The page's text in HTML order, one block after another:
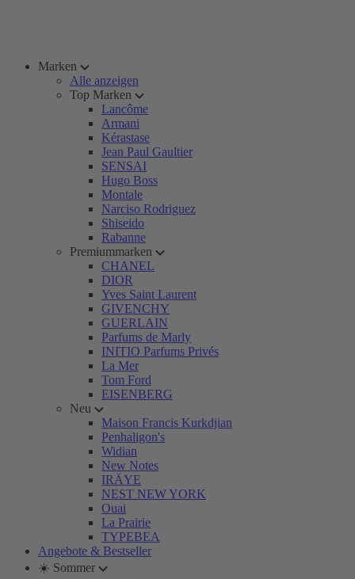
Marken
Alle anzeigen
Top Marken
Lancôme
Armani
Kérastase
Jean Paul Gaultier
SENSAI
Hugo Boss
Montale
Narciso Rodriguez
Shiseido
Rabanne
Premiummarken
CHANEL
DIOR
Yves Saint Laurent
GIVENCHY
GUERLAIN
Parfums de Marly
INITIO Parfums Privés
La Mer
Tom Ford
EISENBERG
Neu
Maison Francis Kurkdjian
Penhaligon's
Widian
New Notes
IRÄYE
NEST NEW YORK
Ouai
La Prairie
TYPEBEA
Angebote & Bestseller
☀️ Sommer